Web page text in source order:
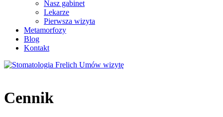
Nasz gabinet
Lekarze
Pierwsza wizyta
Metamorfozy
Blog
Kontakt
Umów wizytę
Cennik